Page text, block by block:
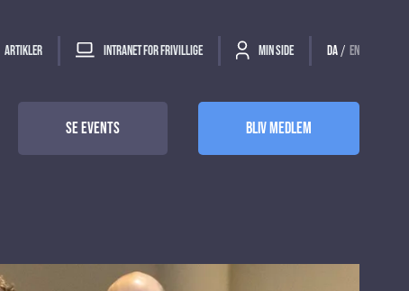
Artikler Intranet for frivillige Min side DA / EN
Se events Bliv Medlem